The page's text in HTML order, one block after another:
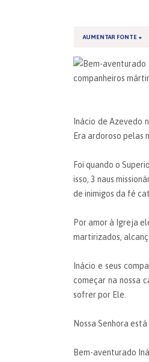
AUMENTAR FONTE +
Inácio de Azevedo
Era ardoroso pelas
Foi quando o
isso, 3 naus
de inimigos da fé
Por amor à Igreja
martirizados,
Inácio e seus
começar na nossa
sofrer por Ele.
Nossa Senhora
Bem-aventurado